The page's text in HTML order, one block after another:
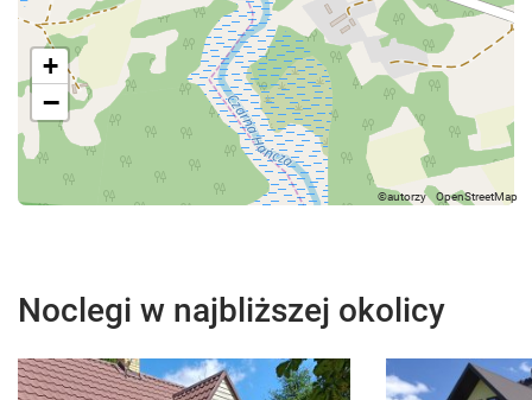
+
−
Noclegi w najbliższej okolicy